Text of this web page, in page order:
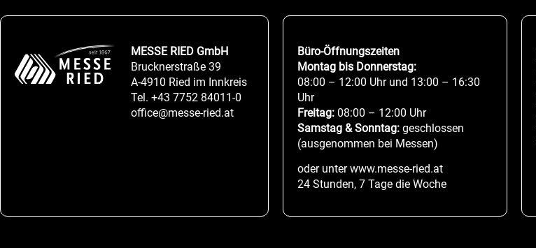
MESSE RIED GmbH
Brucknerstraße 39
A-4910 Ried im Innkreis
Tel. +43 7752 84011-0
office@messe-ried.at
Büro-Öffnungszeiten
Montag bis Donnerstag:
08:00 – 12:00 Uhr und 13:00 – 16:30
Uhr
Freitag: 08:00 – 12:00 Uhr
Samstag & Sonntag: geschlossen
(ausgenommen bei Messen)
oder unter www.messe-ried.at
24 Stunden, 7 Tage die Woche